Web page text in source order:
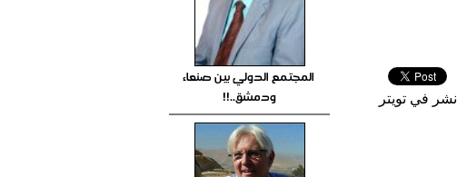
نشر في تويتر
المجتمع الدولي بين صنعاء
ودمشق..!!